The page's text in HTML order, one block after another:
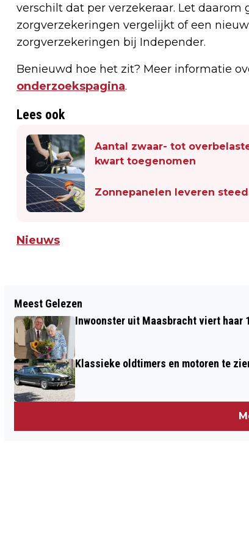
verschilt dat per verzekeraar. Let
zorgverzekeringen vergelijkt of een
zorgverzekeringen bij Independer.
Benieuwd hoe het zit? Meer informatie
onderzoekspagina.
Lees ook
Aantal zwaar- tot
kwart toegenomen
Zonnepanelen leveren
Nieuws
NIEUWJAARSCONCERT: BOER MARTIJN
"DE ZINGENDE LANDBOUWER"
Meest Gelezen
Inwoonster uit Maasbracht viert haar
Klassieke oldtimers en motoren te